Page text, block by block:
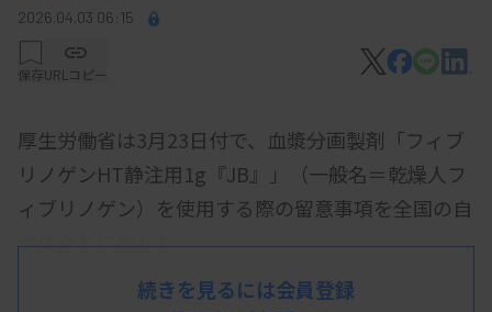
2026.04.03 06:15
保存URLコピー
厚生労働省は3月23日付で、血漿分画製剤「フィブ
リノゲンHT静注用1g『JB』」（一般名＝乾燥人フ
ィブリノゲン）を使用する際の留意事項を全国の自
治体などに出した。
通知では、産科危機的出血や心臓血管外科手術の出
続きを見るには会員登録